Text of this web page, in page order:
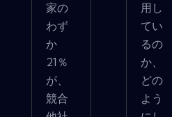
家の
わず
か
21％
が、
競合
用し
てい
るの
か、
どの
よう